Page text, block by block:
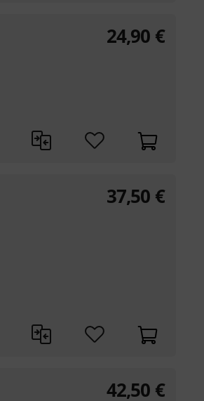
24,90 €
37,50 €
42,50 €